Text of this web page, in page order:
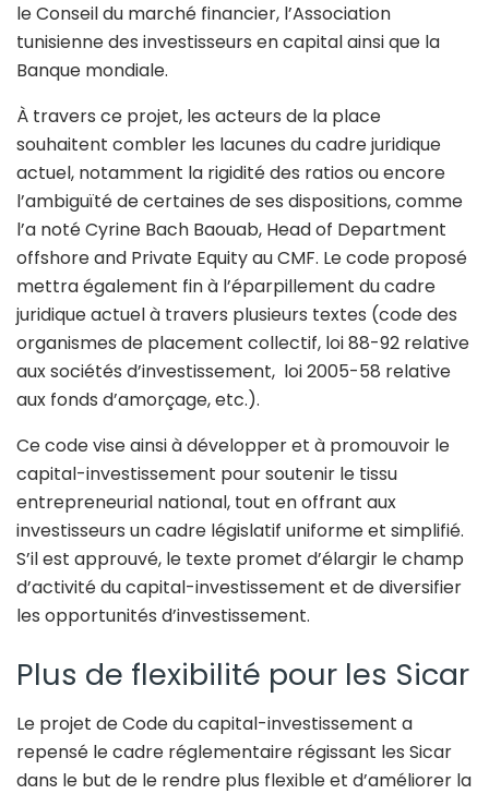
le Conseil du marché financier, l’Association
tunisienne des investisseurs en capital ainsi que la
Banque mondiale.
À travers ce projet, les acteurs de la place
souhaitent combler les lacunes du cadre juridique
actuel, notamment la rigidité des ratios ou encore
l’ambiguïté de certaines de ses dispositions, comme
l’a noté Cyrine Bach Baouab, Head of Department
offshore and Private Equity au CMF. Le code proposé
mettra également fin à l’éparpillement du cadre
juridique actuel à travers plusieurs textes (code des
organismes de placement collectif, loi 88-92 relative
aux sociétés d’investissement, loi 2005-58 relative
aux fonds d’amorçage, etc.).
Ce code vise ainsi à développer et à promouvoir le
capital-investissement pour soutenir le tissu
entrepreneurial national, tout en offrant aux
investisseurs un cadre législatif uniforme et simplifié.
S’il est approuvé, le texte promet d’élargir le champ
d’activité du capital-investissement et de diversifier
les opportunités d’investissement.
Plus de flexibilité pour les Sicar
Le projet de Code du capital-investissement a
repensé le cadre réglementaire régissant les Sicar
dans le but de le rendre plus flexible et d’améliorer la